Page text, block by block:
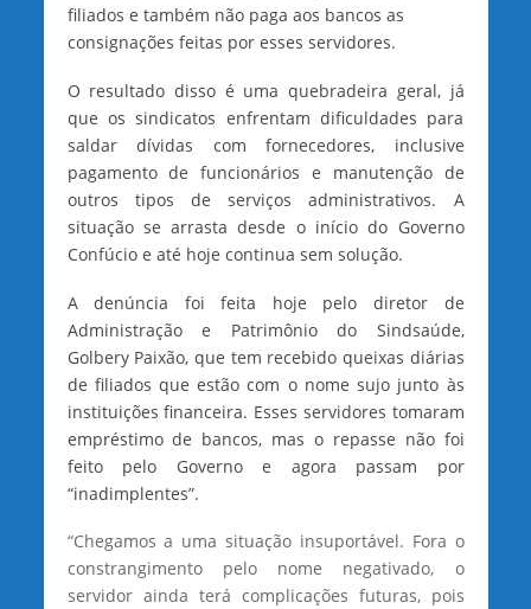
filiados e também não paga aos bancos as
consignações feitas por esses servidores.
O resultado disso é uma quebradeira geral, já
que os sindicatos enfrentam dificuldades para
saldar dívidas com fornecedores, inclusive
pagamento de funcionários e manutenção de
outros tipos de serviços administrativos. A
situação se arrasta desde o início do Governo
Confúcio e até hoje continua sem solução.
A denúncia foi feita hoje pelo diretor de
Administração e Patrimônio do Sindsaúde,
Golbery Paixão, que tem recebido queixas diárias
de filiados que estão com o nome sujo junto às
instituições financeira. Esses servidores tomaram
empréstimo de bancos, mas o repasse não foi
feito pelo Governo e agora passam por
“inadimplentes”.
“Chegamos a uma situação insuportável. Fora o
constrangimento pelo nome negativado, o
servidor ainda terá complicações futuras, pois